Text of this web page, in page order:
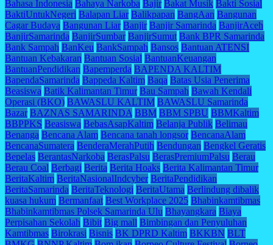
Bahasa Indonesia Bahaya Narkoba Bajir Bakat Musik Bakti Sosial
BaktiUntukNegeri Balapan Liar Balikpapan BangAan Bangunan
Cagar Budaya Bangunan Liar Banjir Banjir Samarinda BanjirAceh
BanjirSamarinda BanjirSumbar BanjirSumut Bank BPR Samarinda
Bank Sampah BanKeu BankSampah Bansos Bantuan ATENSI
Bantuan Kebakaran Bantuan Sosial BantuanKeuangan
BantuanPendidikan Bapemperda BAPENDA KALTIM
BapendaSamarinda Bappeda Kaltim Baqa Batas Usia Penerima
Beasiswa Batik Kalimantan Timur Bau Sampah Bawah Kendali
Operasi (BKO) BAWASLU KALTIM BAWASLU Samarinda
Bazar BAZNAS SAMARINDA BBM BBM SPBU BBMKaltim
BBPPKS Beasiswa BebasAsapKaltim Belanja Publik Belimau
Benanga Bencana Alam Bencana tanah longsor BencanaAlam
BencanaSumatera BenderaMerahPutih Bendungan Bengkel Geratis
Bepelas BerantasNarkoba BerasPalsu BerasPremiumPalsu Berau
Berau Coal Berbagi Berita Berita Hoaks Berita Kalimantan Timur
BeritaKaltim BeritaNasionalIndcyber BeritaPendidikan
BeritaSamarinda BeritaTeknologi BeritaUtama Berlindung dibalik
kuasa hukum Bermanfaat Best Workplace 2025 Bhabinkamtibmas
Bhabinkamtibmas Polsek Samarinda Ulu Bhayangkara Biaya
Perpisahan Sekolah Bibit Big mall Bimbingan dan Penyuluhan
Kamtibmas Birokrasi Bisnis BK DPRD Kaltim BKKBN BLT